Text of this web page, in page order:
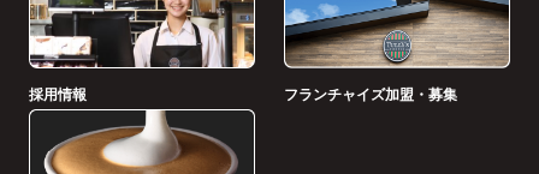
採用情報 フランチャイズ加盟・募集